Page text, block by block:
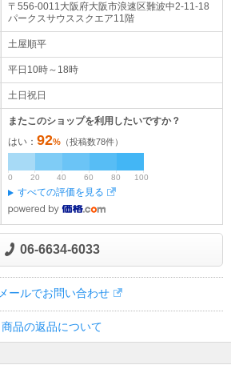
〒556-0011大阪府大阪市浪速区難波中2-11-18
パークスサウススクエア11階
土屋順平
平日10時～18時
土日祝日
またこのショップを利用したいですか？
はい： 92% （投稿数78件）
0 20 40 60 80 100
すべての評価を見る
06-6634-6033
メールでお問い合わせ
商品の返品について